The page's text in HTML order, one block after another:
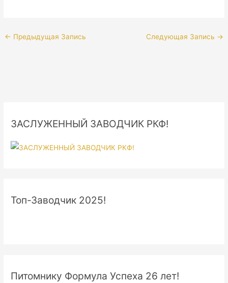
← Предыдущая Запись Следующая Запись →
ЗАСЛУЖЕННЫЙ ЗАВОДЧИК РКФ!
Топ-Заводчик 2025!
Питомнику Формула Успеха 26 лет!